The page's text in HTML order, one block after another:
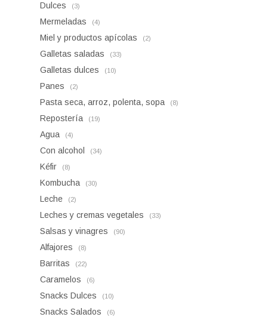
Dulces (3)
Mermeladas (4)
Miel y productos apícolas (2)
Galletas saladas (33)
Galletas dulces (10)
Panes (2)
Pasta seca, arroz, polenta, sopa (8)
Repostería (19)
Agua (4)
Con alcohol (34)
Kéfir (8)
Kombucha (30)
Leche (2)
Leches y cremas vegetales (33)
Salsas y vinagres (90)
Alfajores (8)
Barritas (22)
Caramelos (6)
Snacks Dulces (10)
Snacks Salados (6)